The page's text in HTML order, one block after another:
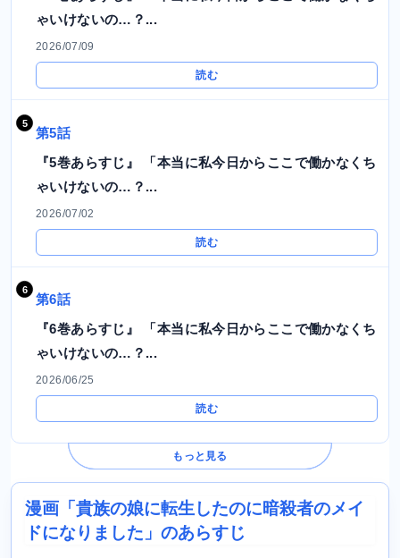
ゃいけないの…？...
2026/07/09
読む
第5話
『5巻あらすじ』 「本当に私今日からここで働かなくち
ゃいけないの…？...
2026/07/02
読む
第6話
『6巻あらすじ』 「本当に私今日からここで働かなくち
ゃいけないの…？...
2026/06/25
読む
もっと見る
漫画「貴族の娘に転生したのに暗殺者のメイ
ドになりました」のあらすじ